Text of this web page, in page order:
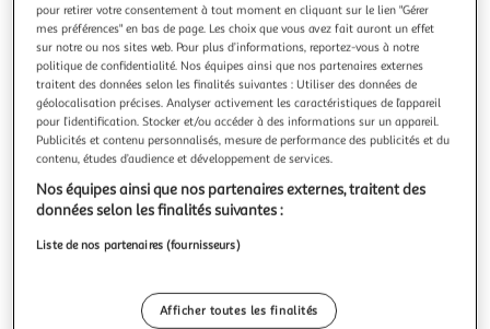
3.9 (26)
RENOVA
Skincare Rouleaux de papier toilette blanc sans
parfum 3 épaisseurs
48 rouleaux de papier hygiénique blanc 3 plisPapier
dépassser les attentes basiques des utilisateurs.Conçu avec
des fibres naturelles selectionnéessans danger pour les
égouts et fosses septiquesTesté dermatologiquement.
En savoir +
Afficher le prix
pour retirer votre consentement à tout moment en cliquant sur le lien "Gérer
mes préférences" en bas de page. Les choix que vous avez fait auront un effet
sur notre ou nos sites web. Pour plus d’informations, reportez-vous à notre
politique de confidentialité. Nos équipes ainsi que nos partenaires externes
traitent des données selon les finalités suivantes : Utiliser des données de
géolocalisation précises. Analyser activement les caractéristiques de l’appareil
pour l’identification. Stocker et/ou accéder à des informations sur un appareil.
Publicités et contenu personnalisés, mesure de performance des publicités et du
contenu, études d’audience et développement de services.
Nos équipes ainsi que nos partenaires externes, traitent des
données selon les finalités suivantes :
Liste de nos partenaires (fournisseurs)
Afficher toutes les finalités